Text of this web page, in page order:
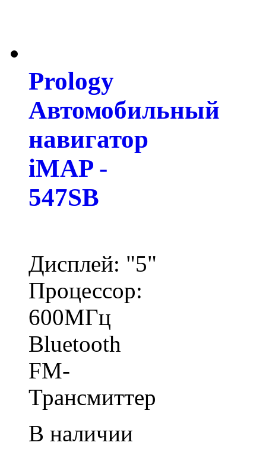
Prology
Автомобильный
навигатор
iMAP -
547SB
Дисплей: "5"
Процессор:
600МГц
Bluetooth
FM-
Трансмиттер
В наличии